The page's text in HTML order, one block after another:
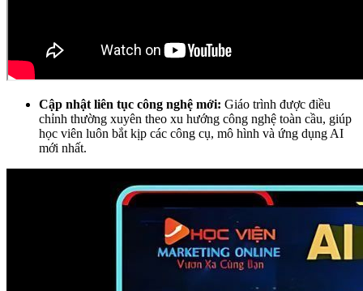
Cập nhật liên tục công nghệ mới: Giáo trình được điều
chỉnh thường xuyên theo xu hướng công nghệ toàn cầu, giúp
học viên luôn bắt kịp các công cụ, mô hình và ứng dụng AI
mới nhất.